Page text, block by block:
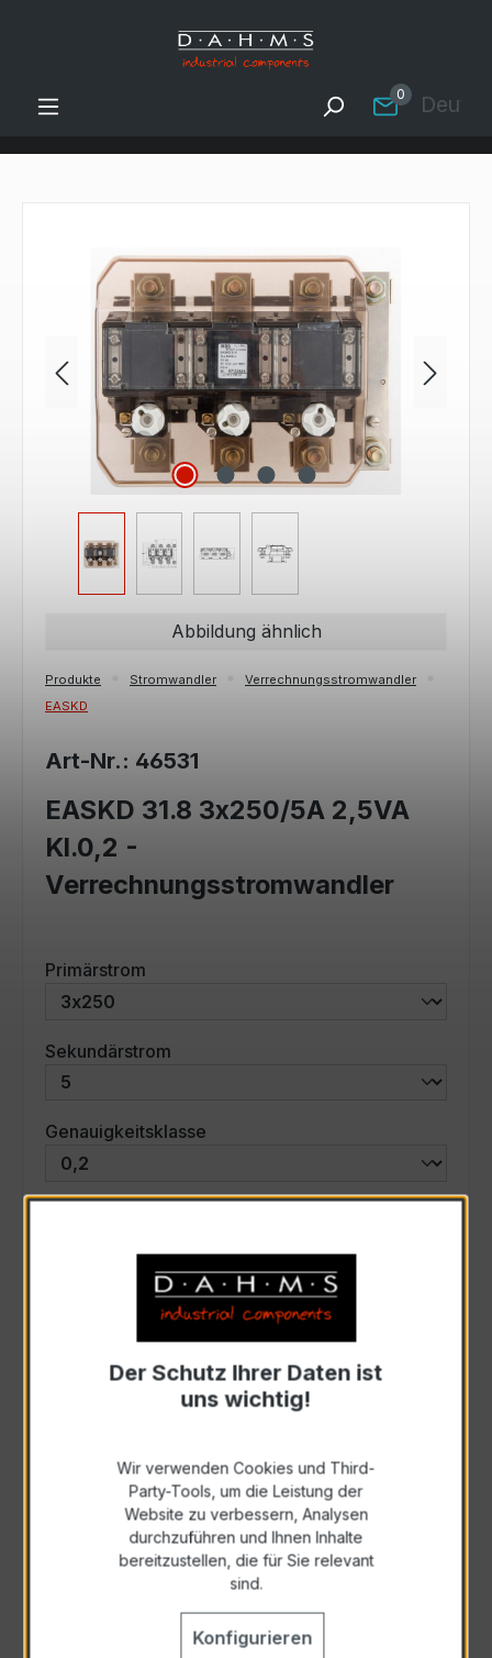
Zum Hauptinhalt springen
0
Bildergalerie überspringen
Abbildung ähnlich
Produkte Stromwandler
Verrechnungsstromwandler
EASKD
Art-Nr.: 46531
EASKD 31.8 3x250/5A 2,5VA
Kl.0,2 -
Verrechnungsstromwandler
Primärstrom
Sekundärstrom
Genauigkeitsklasse
Auswahl zurücksetzen
Art. Nr.:46531
Zur Sammelanfrage hinzufügen
Anfrage telefonisch
Als PDF exportieren
Der Schutz Ihrer Daten ist
uns wichtig!
Wir verwenden Cookies und Third-
Party-Tools, um die Leistung der
Website zu verbessern, Analysen
durchzuführen und Ihnen Inhalte
bereitzustellen, die für Sie relevant
sind.
Konfigurieren